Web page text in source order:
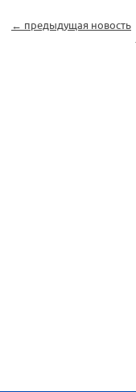
← предыдущая новость